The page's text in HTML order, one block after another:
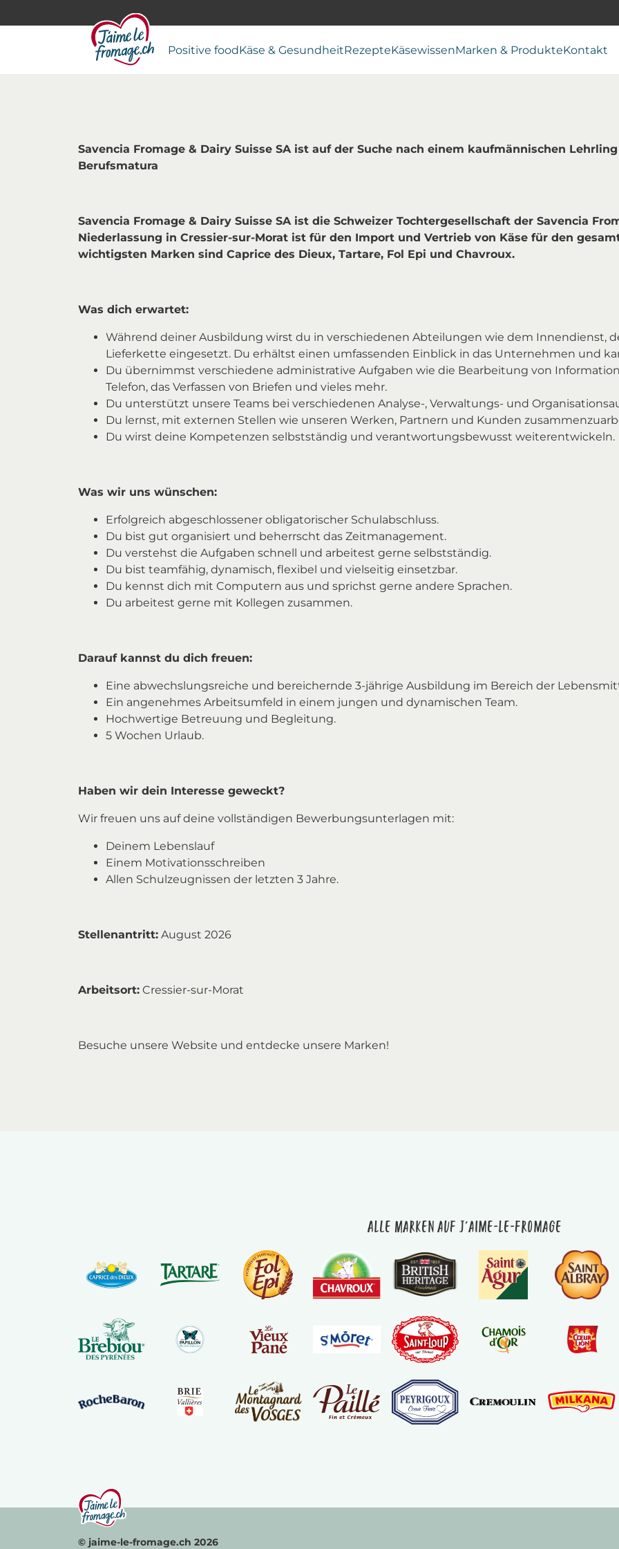
Positive foodKäse & GesundheitRezepteKäsewissenMarken & ProdukteKontakt
Savencia Fromage & Dairy Suisse SA ist auf der Suche nach einem kaufmännischen
Berufsmatura
Savencia Fromage & Dairy Suisse SA ist die Schweizer Tochtergesellschaft der Savencia
Niederlassung in Cressier-sur-Morat ist für den Import und Vertrieb von Käse für den
wichtigsten Marken sind Caprice des Dieux, Tartare, Fol Epi und Chavroux.
Was dich erwartet:
Während deiner Ausbildung wirst du in verschiedenen Abteilungen wie dem Innendienst,
Lieferkette eingesetzt. Du erhältst einen umfassenden Einblick in das Unternehmen und
Du übernimmst verschiedene administrative Aufgaben wie die Bearbeitung von
Telefon, das Verfassen von Briefen und vieles mehr.
Du unterstützt unsere Teams bei verschiedenen Analyse-, Verwaltungs- und
Du lernst, mit externen Stellen wie unseren Werken, Partnern und Kunden
Du wirst deine Kompetenzen selbstständig und verantwortungsbewusst weiterentwickeln.
Was wir uns wünschen:
Erfolgreich abgeschlossener obligatorischer Schulabschluss.
Du bist gut organisiert und beherrscht das Zeitmanagement.
Du verstehst die Aufgaben schnell und arbeitest gerne selbstständig.
Du bist teamfähig, dynamisch, flexibel und vielseitig einsetzbar.
Du kennst dich mit Computern aus und sprichst gerne andere Sprachen.
Du arbeitest gerne mit Kollegen zusammen.
Darauf kannst du dich freuen:
Eine abwechslungsreiche und bereichernde 3-jährige Ausbildung im Bereich der
Ein angenehmes Arbeitsumfeld in einem jungen und dynamischen Team.
Hochwertige Betreuung und Begleitung.
5 Wochen Urlaub.
Haben wir dein Interesse geweckt?
Wir freuen uns auf deine vollständigen Bewerbungsunterlagen mit:
Deinem Lebenslauf
Einem Motivationsschreiben
Allen Schulzeugnissen der letzten 3 Jahre.
Stellenantritt: August 2026
Arbeitsort: Cressier-sur-Morat
Besuche unsere Website und entdecke unsere Marken!
Alle Marken auf J'aime-le-fromage
© jaime-le-fromage.ch 2026